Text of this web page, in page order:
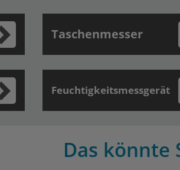
Taschenmesser
Feuchtigkeitsmessgerät
Das könnte